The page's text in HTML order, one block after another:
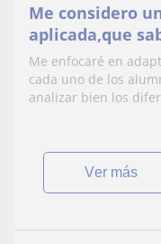
Me considero
aplicada,que
los alumnos.
Me enfocaré en
cada uno de los
analizar bien los
ver más